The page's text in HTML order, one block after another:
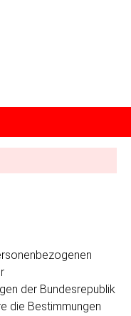
der Bundesrepublik
die Bestimmungen